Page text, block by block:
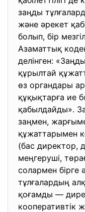
заңды
және әрекет
болып, бір
Азаматтық
делінген:
құрылтай
өз органдары
құқықтарға ие
қабылдайды».
заңмен,
құжаттарымен
(бас директор,
меңгеруші,
солармен бірге
тұлғалардың
қоғамды ––
кооперативтік